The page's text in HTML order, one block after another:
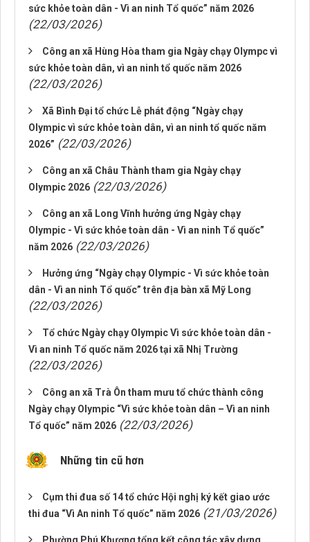
sức khỏe toàn dân - Vì an ninh Tổ quốc” năm 2026
(22/03/2026)
Công an xã Hùng Hòa tham gia Ngày chạy Olympc vì
sức khỏe toàn dân, vì an ninh tổ quốc năm 2026
(22/03/2026)
Xã Bình Đại tổ chức Lễ phát động “Ngày chạy
Olympic vì sức khỏe toàn dân, vì an ninh tổ quốc năm
2026” (22/03/2026)
Công an xã Châu Thành tham gia Ngày chạy
Olympic 2026 (22/03/2026)
Công an xã Long Vĩnh hưởng ứng Ngày chạy
Olympic - Vì sức khỏe toàn dân - Vì an ninh Tổ quốc”
năm 2026 (22/03/2026)
Hưởng ứng “Ngày chạy Olympic - Vì sức khỏe toàn
dân - Vì an ninh Tổ quốc” trên địa bàn xã Mỹ Long
(22/03/2026)
Tổ chức Ngày chạy Olympic Vì sức khỏe toàn dân -
Vì an ninh Tổ quốc năm 2026 tại xã Nhị Trường
(22/03/2026)
Công an xã Trà Ôn tham mưu tổ chức thành công
Ngày chạy Olympic “Vì sức khỏe toàn dân – Vì an ninh
Tổ quốc” năm 2026 (22/03/2026)
Những tin cũ hơn
Cụm thi đua số 14 tổ chức Hội nghị ký kết giao ước
thi đua “Vì An ninh Tổ quốc” năm 2026 (21/03/2026)